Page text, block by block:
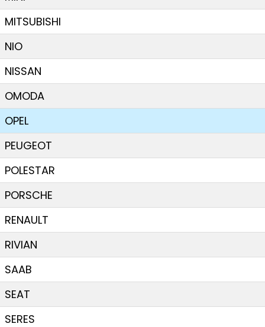
MITSUBISHI
NIO
NISSAN
OMODA
OPEL
PEUGEOT
POLESTAR
PORSCHE
RENAULT
RIVIAN
SAAB
SEAT
SERES